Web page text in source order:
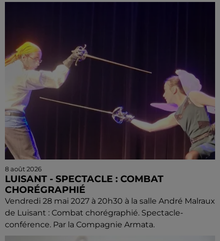
8 août 2026
LUISANT - SPECTACLE : COMBAT
CHORÉGRAPHIÉ
Vendredi 28 mai 2027 à 20h30 à la salle André Malraux
de Luisant : Combat chorégraphié. Spectacle-
conférence. Par la Compagnie Armata.